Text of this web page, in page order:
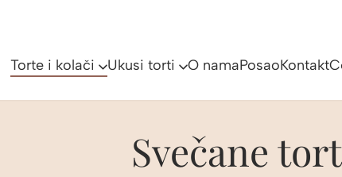
Torte i kolači Ukusi torti O namaPosaoKontakt
Svečane